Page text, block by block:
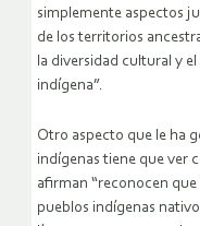
simplemente aspectos
de los territorios
la diversidad cultural y
indígena”.
Otro aspecto que le ha
indígenas tiene que ver
afirman “reconocen
pueblos indígenas